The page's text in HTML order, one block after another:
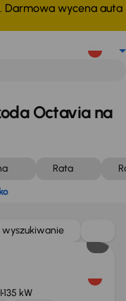
Darmowa wycena auta
Octavia na
Rata
wyszukiwanie
135 kW